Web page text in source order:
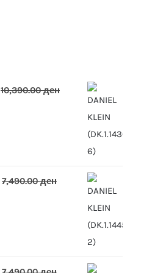
10,390.00ден
7,490.00ден